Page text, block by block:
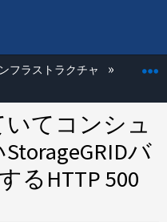
/折りたたむ
フラストラクチャ
てコンシュ
バ
るHTTP 500